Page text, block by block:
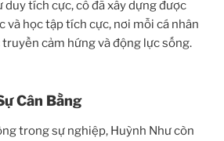
duy tích cực, cô đã xây dựng được
và học tập tích cực, nơi mỗi cá nhân
cảm hứng và động lực sống.
Cân Bằng
trong sự nghiệp, Huỳnh Như còn